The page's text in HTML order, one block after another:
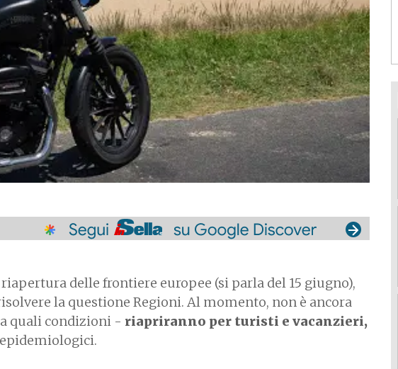
delle frontiere europee (si parla del 15 giugno),
la questione Regioni. Al momento, non è ancora
quali condizioni - riapriranno per turisti e vacanzieri,